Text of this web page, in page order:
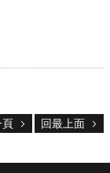
頁 回最上面